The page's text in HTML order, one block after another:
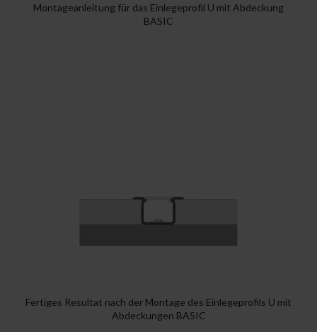
Montageanleitung für das Einlegeprofil U mit Abdeckung
BASIC
Fertiges Resultat nach der Montage des Einlegeprofils U mit
Abdeckungen BASIC